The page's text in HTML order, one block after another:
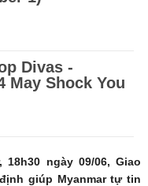
ngày 09/06, Giao
giúp Myanmar tự tin